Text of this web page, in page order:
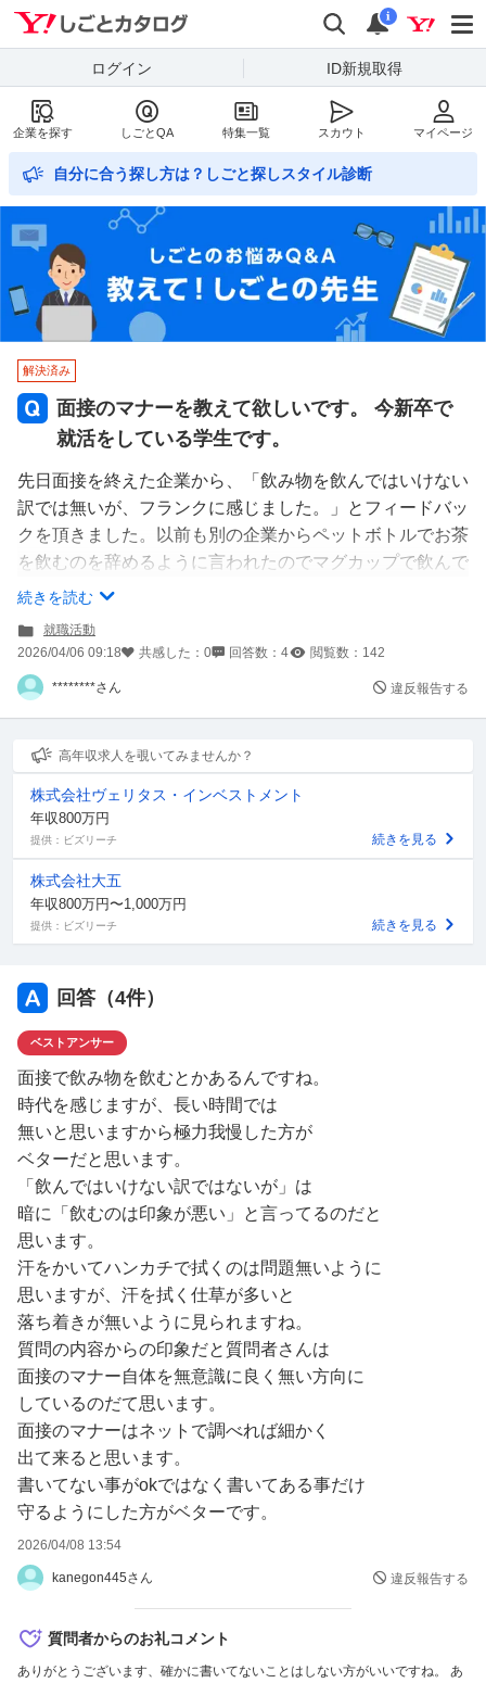
Yahoo!しごとカタログ
検索
通知
i
ログイン ID新規取得
企業を探す しごとQA 特集一覧 スカウト マイページ
自分に合う探し方は？しごと探しスタイル診断
解決済み
面接のマナーを教えて欲しいです。 今新卒で
就活をしている学生です。
先日面接を終えた企業から、「飲み物を飲んではいけない
訳では無いが、フランクに感じました。」とフィードバッ
クを頂きました。以前も別の企業からペットボトルでお茶
を飲むのを辞めるように言われたのでマグカップで飲んで
いたのですが、少し派手だったのと飲みすぎていたようで
この他に面接でやらない方がいいこと、面接官から見て印
象が悪いことってありますか？？
私は汗っかきで花粉症なので、ハンカチやティッシュを面
接中に使っちゃう(鼻はかまない)のですが、それもやめた
ほうがいいでしょうか？
続きを読む
就職活動
2026/04/06 09:18
共感した： 0 回答数： 4 閲覧数： 142
********さん 違反報告する
高年収求人を覗いてみませんか？
株式会社ヴェリタス・インベストメント
年収800万円
提供：ビズリーチ 続きを見る
株式会社大五
年収800万円〜1,000万円
提供：ビズリーチ 続きを見る
回答（4件）
ベストアンサー
面接で飲み物を飲むとかあるんですね。
時代を感じますが、長い時間では
無いと思いますから極力我慢した方が
ベターだと思います。
「飲んではいけない訳ではないが」は
暗に「飲むのは印象が悪い」と言ってるのだと
思います。
汗をかいてハンカチで拭くのは問題無いように
思いますが、汗を拭く仕草が多いと
落ち着きが無いように見られますね。
質問の内容からの印象だと質問者さんは
面接のマナー自体を無意識に良く無い方向に
しているのだて思います。
面接のマナーはネットで調べれば細かく
出て来ると思います。
書いてない事がokではなく書いてある事だけ
守るようにした方がベターです。
2026/04/08 13:54
kanegon445さん 違反報告する
質問者からのお礼コメント
ありがとうございます、確かに書いてないことはしない方がいいですね。 あ